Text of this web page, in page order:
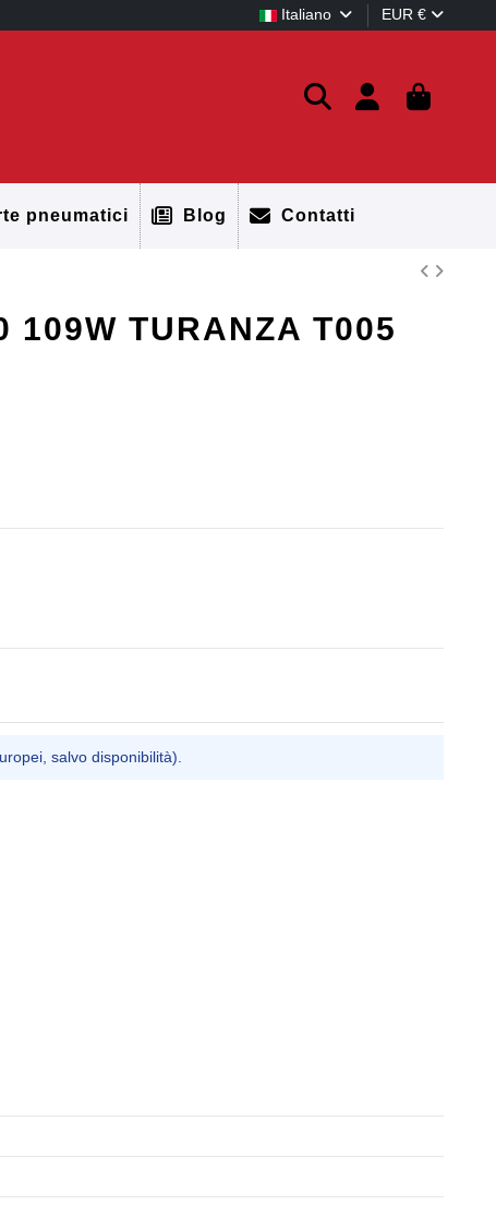
Italiano EUR €
pneumatici Blog Contatti
109W TURANZA T005
salvo disponibilità).